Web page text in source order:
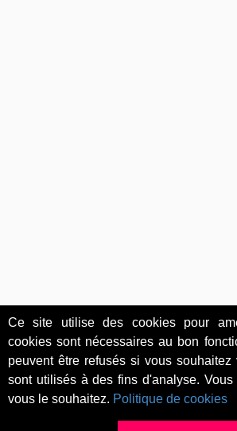
Ce site utilise des cookies pour
cookies sont nécessaires au bon
peuvent être refusés si vous
sont utilisés à des fins d'analyse.
vous le souhaitez. Politique de cookies